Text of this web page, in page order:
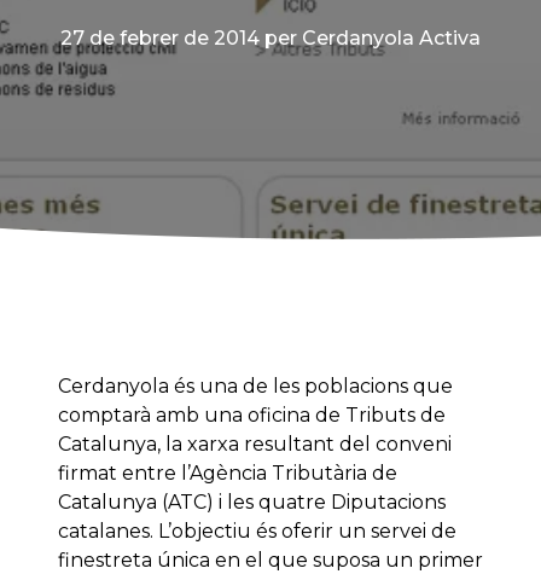
27 de febrer de 2014 per Cerdanyola Activa
Cerdanyola és una de les poblacions que
comptarà amb una oficina de Tributs de
Catalunya, la xarxa resultant del conveni
firmat entre l’Agència Tributària de
Catalunya (ATC) i les quatre Diputacions
catalanes. L’objectiu és oferir un servei de
finestreta única en el que suposa un primer